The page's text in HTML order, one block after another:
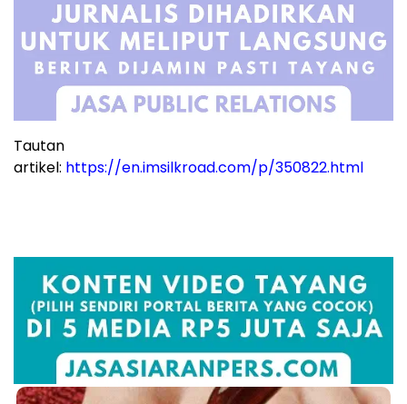
Tautan
artikel: https://en.imsilkroad.com/p/350822.html